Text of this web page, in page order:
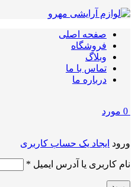
صفحه اصلی
فروشگاه
وبلاگ
تماس با ما
درباره ما
0 مورد
ورود ایجاد یک حساب کاربری
نام کاربری یا آدرس ایمیل *